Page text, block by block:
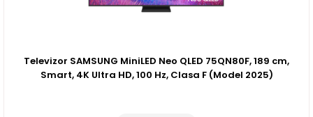
Televizor SAMSUNG MiniLED Neo QLED 75QN80F, 189 cm,
Smart, 4K Ultra HD, 100 Hz, Clasa F (Model 2025)